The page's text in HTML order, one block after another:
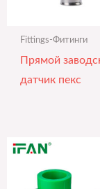
Fittings-Фитинги
Прямой
датчик пекс